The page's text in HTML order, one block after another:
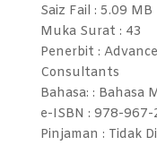
Saiz Fail : 5.09 MB
Muka Surat : 43
Penerbit :
Consultants
Bahasa: : Bahasa
e-ISBN : 978-967-
Pinjaman : Tidak